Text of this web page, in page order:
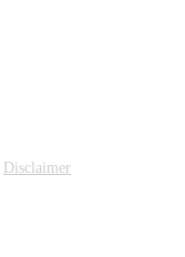
Disclaimer